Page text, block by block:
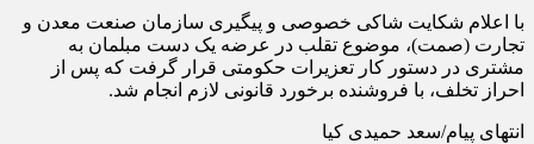
با اعلام شکایت شاکی خصوصی و پیگیری سازمان صنعت معدن و
تجارت (صمت)، موضوع تقلب در عرضه یک دست مبلمان به
مشتری در دستور کار تعزیرات حکومتی قرار گرفت که پس از
احراز تخلف، با فروشنده برخورد قانونی لازم انجام شد.
انتهای پیام/سعد حمیدی کیا